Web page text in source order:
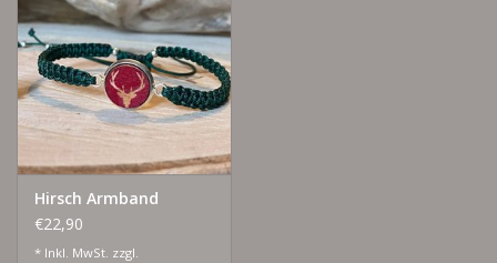
Hirsch Armband
€22,90
* Inkl. MwSt. zzgl.